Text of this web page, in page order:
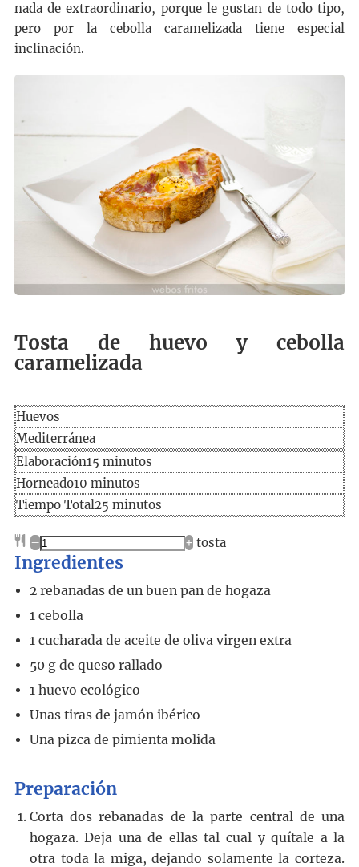
nada de extraordinario, porque le gustan de todo tipo,
pero por la cebolla caramelizada tiene especial
inclinación.
Tosta de huevo y cebolla
caramelizada
Huevos
Mediterránea
Elaboración
Elaboración15minutos
minutos
Horneado10minutos
minutos
Tiempo
Tiempo Total25minutos
minutos
– + tosta
Ingredientes
2 rebanadas de un buen pan de hogaza
1 cebolla
1 cucharada de aceite de oliva virgen extra
50 g de queso rallado
1 huevo ecológico
Unas tiras de jamón ibérico
Una pizca de pimienta molida
Preparación
Corta dos rebanadas de la parte central de una
hogaza. Deja una de ellas tal cual y quítale a la
otra toda la miga, dejando solamente la corteza.